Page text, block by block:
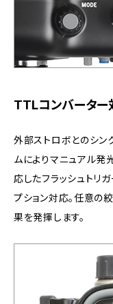
TTLコンバーター
外部ストロボとのシン
ムによりマニュアル発
応したフラッシュトリ
プション対応。任意の
果を発揮します。